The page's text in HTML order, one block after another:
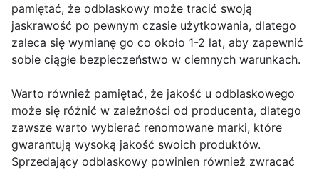
pamiętać, że odblaskowy może tracić swoją
jaskrawość po pewnym czasie użytkowania, dlatego
zaleca się wymianę go co około 1-2 lat, aby zapewnić
sobie ciągłe bezpieczeństwo w ciemnych warunkach.
Warto również pamiętać, że jakość u odblaskowego
może się różnić w zależności od producenta, dlatego
zawsze warto wybierać renomowane marki, które
gwarantują wysoką jakość swoich produktów.
Sprzedający odblaskowy powinien również zwracać